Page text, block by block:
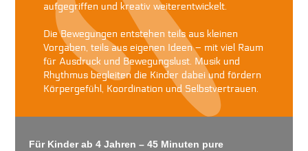
aufgegriffen und kreativ weiterentwickelt.
Die Bewegungen entstehen teils aus kleinen
Vorgaben, teils aus eigenen Ideen – mit viel Raum
für Ausdruck und Bewegungslust. Musik und
Rhythmus begleiten die Kinder dabei und fördern
Körpergefühl, Koordination und Selbstvertrauen.
Für Kinder ab 4 Jahren – 45 Minuten pure